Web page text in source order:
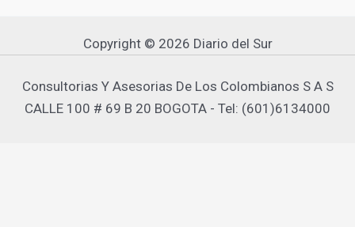
Copyright © 2026 Diario del Sur
Consultorias Y Asesorias De Los Colombianos S A S
CALLE 100 # 69 B 20 BOGOTA - Tel: (601)6134000